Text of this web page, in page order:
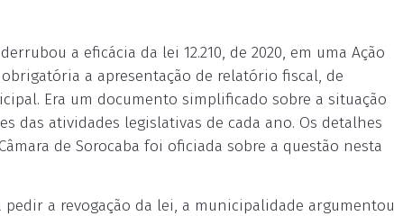
a eficácia da lei 12.210, de 2020, em uma Ação
a apresentação de relatório fiscal, de
Era um documento simplificado sobre a situação
atividades legislativas de cada ano. Os detalhes
de Sorocaba foi oficiada sobre a questão nesta
a revogação da lei, a municipalidade argumentou